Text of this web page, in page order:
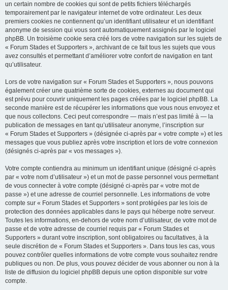
un certain nombre de cookies qui sont de petits fichiers téléchargés
temporairement par le navigateur internet de votre ordinateur. Les deux
premiers cookies ne contiennent qu’un identifiant utilisateur et un identifiant
anonyme de session qui vous sont automatiquement assignés par le logiciel
phpBB. Un troisième cookie sera créé lors de votre navigation sur les sujets de
« Forum Stades et Supporters », archivant de ce fait tous les sujets que vous
avez consultés et permettant d’améliorer votre confort de navigation en tant
qu’utilisateur.
Lors de votre navigation sur « Forum Stades et Supporters », nous pouvons
également créer une quatrième sorte de cookies, externes au document qui
est prévu pour couvrir uniquement les pages créées par le logiciel phpBB. La
seconde manière est de récupérer les informations que vous nous envoyez et
que nous collectons. Ceci peut correspondre — mais n’est pas limité à — la
publication de messages en tant qu’utilisateur anonyme, l’inscription sur
« Forum Stades et Supporters » (désignée ci-après par « votre compte ») et les
messages que vous publiez après votre inscription et lors de votre connexion
(désignés ci-après par « vos messages »).
Votre compte contiendra au minimum un identifiant unique (désigné ci-après
par « votre nom d’utilisateur ») et un mot de passe personnel vous permettant
de vous connecter à votre compte (désigné ci-après par « votre mot de
passe ») et une adresse de courriel personnelle. Les informations de votre
compte sur « Forum Stades et Supporters » sont protégées par les lois de
protection des données applicables dans le pays qui héberge notre serveur.
Toutes les informations, en-dehors de votre nom d’utilisateur, de votre mot de
passe et de votre adresse de courriel requis par « Forum Stades et
Supporters » durant votre inscription, sont obligatoires ou facultatives, à la
seule discrétion de « Forum Stades et Supporters ». Dans tous les cas, vous
pouvez contrôler quelles informations de votre compte vous souhaitez rendre
publiques ou non. De plus, vous pouvez décider de vous abonner ou non à la
liste de diffusion du logiciel phpBB depuis une option disponible sur votre
compte.